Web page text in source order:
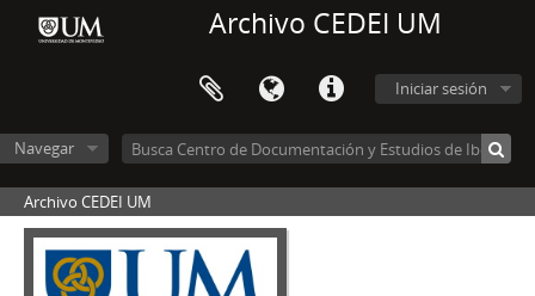
Archivo CEDEI UM
Iniciar sesión
Navegar
Archivo CEDEI UM